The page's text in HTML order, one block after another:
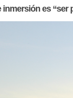
es “ser